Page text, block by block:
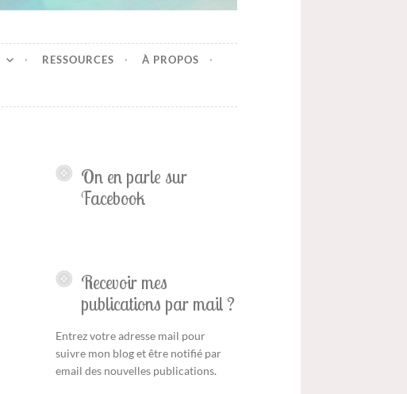
RESSOURCES À PROPOS
On en parle sur
Facebook
Recevoir mes
publications par mail ?
Entrez votre adresse mail pour
suivre mon blog et être notifié par
email des nouvelles publications.